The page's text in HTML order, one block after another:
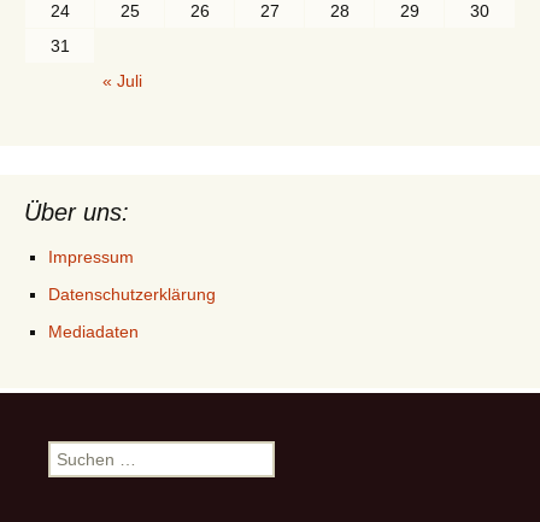
24
25 26 27 28 29
30
31
« Juli
Über uns:
Impressum
Datenschutzerklärung
Mediadaten
Suchen
nach: